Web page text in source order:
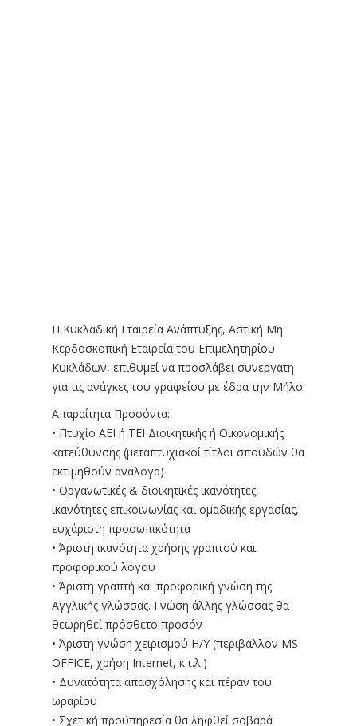
Η Κυκλαδική Εταιρεία Ανάπτυξης, Αστική Μη
Κερδοσκοπική Εταιρεία του Επιμελητηρίου
Κυκλάδων, επιθυμεί να προσλάβει συνεργάτη
για τις ανάγκες του γραφείου με έδρα την Μήλο.
Απαραίτητα Προσόντα:
• Πτυχίο ΑΕΙ ή ΤΕΙ Διοικητικής ή Οικονομικής
κατεύθυνσης (μεταπτυχιακοί τίτλοι σπουδών θα
εκτιμηθούν ανάλογα)
• Οργανωτικές & διοικητικές ικανότητες,
ικανότητες επικοινωνίας και ομαδικής εργασίας,
ευχάριστη προσωπικότητα
• Άριστη ικανότητα χρήσης γραπτού και
προφορικού λόγου
• Άριστη γραπτή και προφορική γνώση της
Αγγλικής γλώσσας. Γνώση άλλης γλώσσας θα
θεωρηθεί πρόσθετο προσόν
• Άριστη γνώση χειρισμού Η/Υ (περιβάλλον MS
OFFICE, χρήση Internet, κ.τ.λ.)
• Δυνατότητα απασχόλησης και πέραν του
ωραρίου
• Σχετική προϋπηρεσία θα ληφθεί σοβαρά